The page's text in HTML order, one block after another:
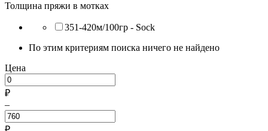
Толщина пряжи в мотках
351-420м/100гр - Sock
По этим критериям поиска ничего не найдено
Цена
₽
–